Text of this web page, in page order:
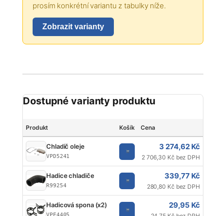
prosím konkrétní variantu z tabulky níže.
Zobrazit varianty
Dostupné varianty produktu
Produkt Košík Cena
Chladič oleje
VPD5241
3 274,62 Kč
2 706,30 Kč bez DPH
Hadice chladiče
R99254
339,77 Kč
280,80 Kč bez DPH
Hadicová spona (x2) 29,95 Kč